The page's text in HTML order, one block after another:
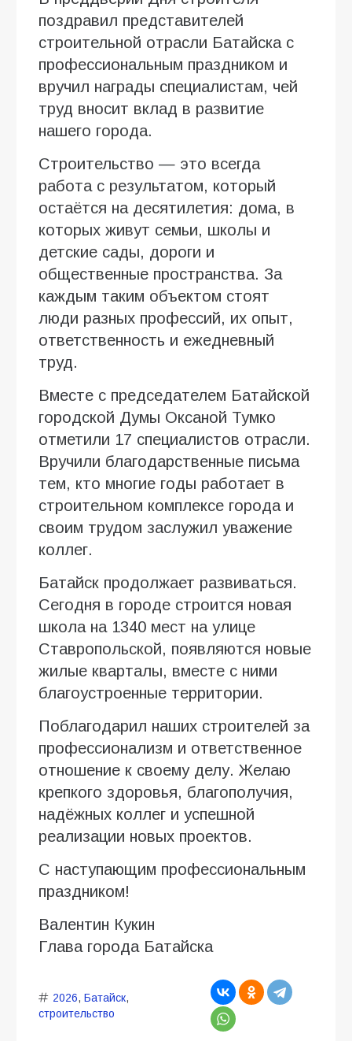
поздравил представителей
строительной отрасли Батайска с
профессиональным праздником и
вручил награды специалистам, чей
труд вносит вклад в развитие
нашего города.
Строительство — это всегда
работа с результатом, который
остаётся на десятилетия: дома, в
которых живут семьи, школы и
детские сады, дороги и
общественные пространства. За
каждым таким объектом стоят
люди разных профессий, их опыт,
ответственность и ежедневный
труд.
Вместе с председателем Батайской
городской Думы Оксаной Тумко
отметили 17 специалистов отрасли.
Вручили благодарственные письма
тем, кто многие годы работает в
строительном комплексе города и
своим трудом заслужил уважение
коллег.
Батайск продолжает развиваться.
Сегодня в городе строится новая
школа на 1340 мест на улице
Ставропольской, появляются новые
жилые кварталы, вместе с ними
благоустроенные территории.
Поблагодарил наших строителей за
профессионализм и ответственное
отношение к своему делу. Желаю
крепкого здоровья, благополучия,
надёжных коллег и успешной
реализации новых проектов.
С наступающим профессиональным
праздником!
Валентин Кукин
Глава города Батайска
2026, Батайск,
строительство